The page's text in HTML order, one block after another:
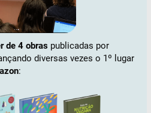
de 4 obras publicadas por
diversas vezes o 1º lugar
: